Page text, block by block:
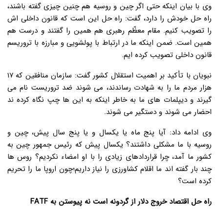
وی با بیان اینکه حتی اگر چین و روسیه هم چنین چیزی گفته باشند،
راه حل خودش را دارد، گفت: راه حل این است که قانون داخلی اش
را تصویب کنیم. مقام معظّم رهبری هم همین را گفتند و درست هم
همین است. ضمن اینکه ما در ارتباط با پولشویی و مبارزه با تروریسم
قانون داخلی تصویب کرده ایم.
نبویان با تأکید بر اهمیت استقلال کشور گفت: سازمان منافقین که ۱۷
هزار مردم ما را به شهادت رساندند، می شوند ضد تروریست نام می
گیرند و دیپلمات های ما به خاطر اینکه به این ها چپ نگاه کرده ند
احضار می شوند و دستگیر می شوند.
وی ادامه داد: آیا پنج ماه یا یکسال و یا پنج سال پیش، چین و
روسیه با ما مشکلی داشتند؟ یکسال پیش که رئیس جمهور چین به
کشور ما آمد، چرا قراردادهای زیادی را با او امضاء نکردیم؟ روس ها
چند بار گفته اند ما اقلام کشاورزی را نیاز داریم؛چون اروپا ما را تحریم
کرده است؟
راه حل اقتصاد خروج دلار از گردونه است نه پیوستن به FATF